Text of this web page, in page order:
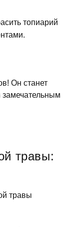
топиарий
Он станет
травы:
травы